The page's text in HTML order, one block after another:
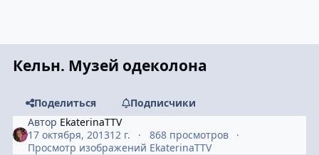
Кельн. Музей одеколона
Поделиться
Подписчики
Автор EkaterinaTTV
17 октября, 201312 г.
868 просмотров
Просмотр изображений EkaterinaTTV